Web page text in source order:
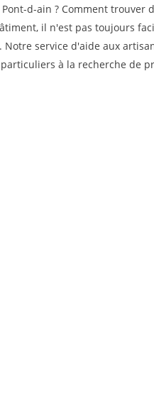
d-ain ? Comment trouver
il n'est pas toujours
service d'aide aux
à la recherche de